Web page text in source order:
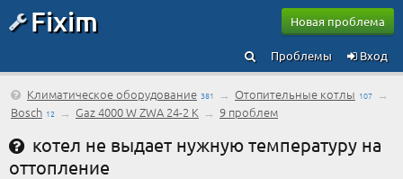
Fixim Новая проблема
Вход
Проблемы
Климатическое оборудование 381 → Отопительные котлы 107 →
Bosch 12 → Gaz 4000 W ZWA 24-2 K → 9 проблем
котел не выдает нужную температуру на
оттопление